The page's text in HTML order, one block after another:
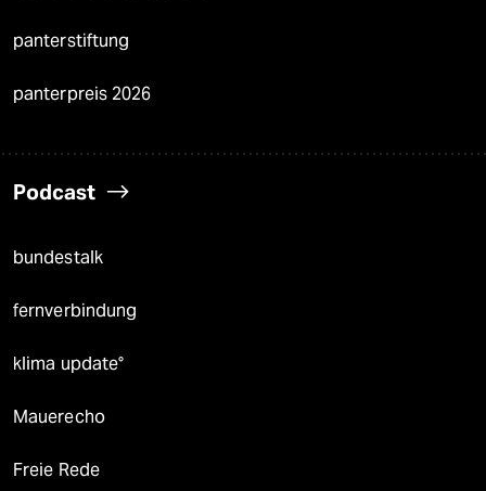
panterstiftung
panterpreis 2026
Podcast
bundestalk
fernverbindung
klima update°
Mauerecho
Freie Rede